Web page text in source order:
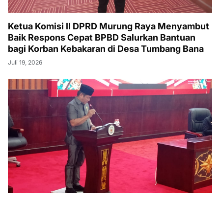
Ketua Komisi II DPRD Murung Raya Menyambut
Baik Respons Cepat BPBD Salurkan Bantuan
bagi Korban Kebakaran di Desa Tumbang Bana
Juli 19, 2026